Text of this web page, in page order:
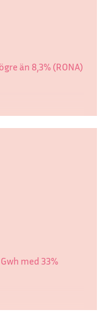
än 8,3% (RONA)
med 33%